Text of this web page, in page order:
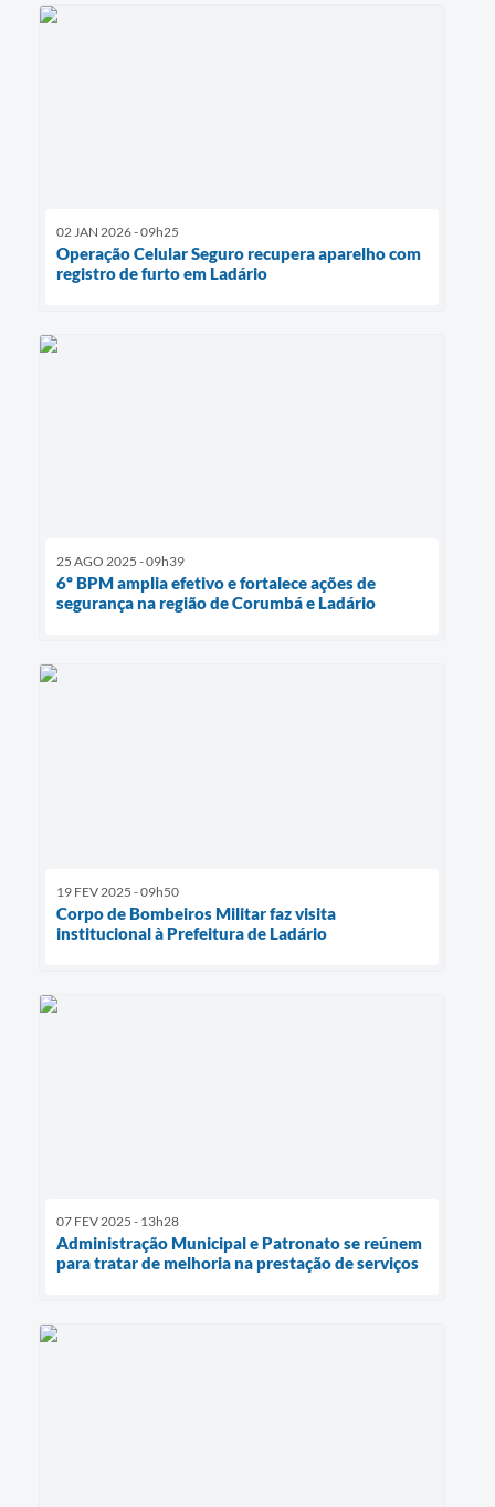
02 JAN 2026 - 09h25
Operação Celular Seguro recupera aparelho com
registro de furto em Ladário
25 AGO 2025 - 09h39
6º BPM amplia efetivo e fortalece ações de
segurança na região de Corumbá e Ladário
19 FEV 2025 - 09h50
Corpo de Bombeiros Militar faz visita
institucional à Prefeitura de Ladário
07 FEV 2025 - 13h28
Administração Municipal e Patronato se reúnem
para tratar de melhoria na prestação de serviços